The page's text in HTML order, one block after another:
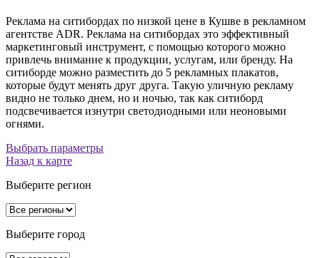
Реклама на ситибордах по низкой цене в Кушве в рекламном
агентстве ADR. Реклама на ситибордах это эффективный
маркетинговый инструмент, с помощью которого можно
привлечь внимание к продукции, услугам, или бренду. На
ситиборде можно разместить до 5 рекламных плакатов,
которые будут менять друг друга. Такую уличную рекламу
видно не только днем, но и ночью, так как ситиборд
подсвечивается изнутри светодиодными или неоновыми
огнями.
Выбрать параметры
Назад к карте
Выберите регион
Выберите город